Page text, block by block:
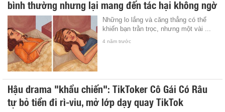
bình thường nhưng lại mang đến tác hại không ngờ
Những lo lắng và căng thẳng có thể
khiến bạn trằn trọc, nhưng một vài ...
4 năm trước
Hậu drama "khẩu chiến": TikToker Cô Gái Có Râu
tự bỏ tiền đi rì-viu, mở lớp dạy quay TikTok